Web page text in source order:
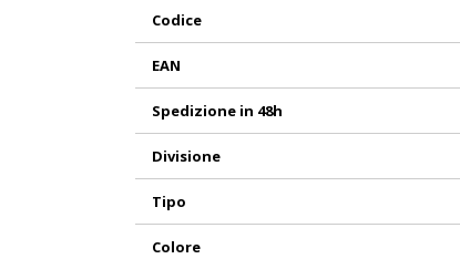
Informazioni
Codice
EAN
Spedizione in 48h
Divisione
Tipo
Colore